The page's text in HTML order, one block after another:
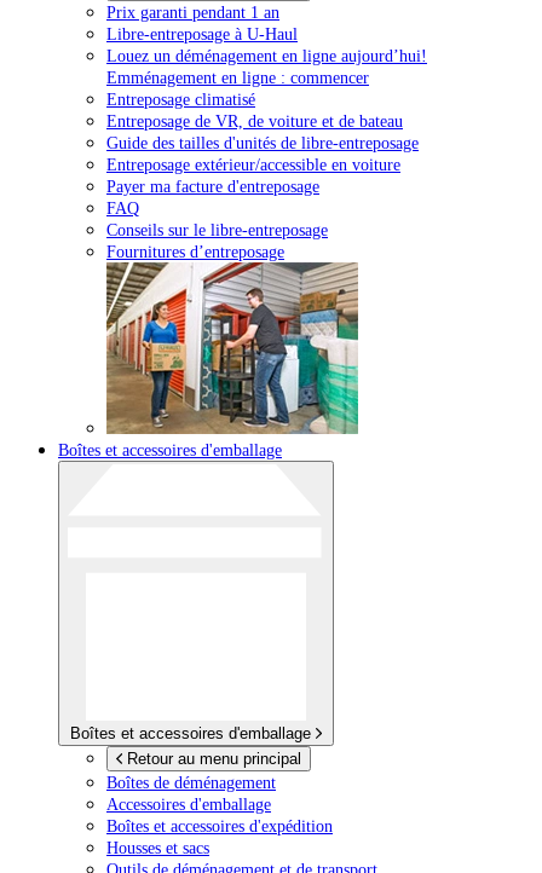
Prix garanti pendant 1 an
Libre-entreposage à U-Haul
Louez un déménagement en ligne aujourd’hui!
Emménagement en ligne : commencer
Entreposage climatisé
Entreposage de VR, de voiture et de bateau
Guide des tailles d'unités de libre-entreposage
Entreposage extérieur/accessible en voiture
Payer ma facture d'entreposage
FAQ
Conseils sur le libre-entreposage
Fournitures d’entreposage
Boîtes et accessoires d'emballage
Boîtes et accessoires d'emballage
Retour au menu principal
Boîtes de déménagement
Accessoires d'emballage
Boîtes et accessoires d'expédition
Housses et sacs